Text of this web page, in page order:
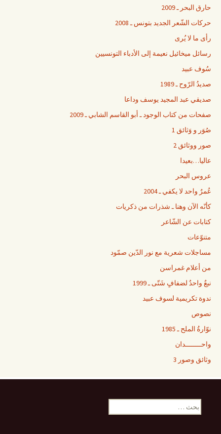
حارق البحر ـ 2009
حركات الشّعر الجديد بتونس ـ 2008
رأى ما لا يُرى
رسائل ميخائيل نعيمة إلى الأدباء التونسيين
سُوف عبيد
صديدُ الرّوح ـ 1989
صديقي عبد المجيد يوسف وداعا
صفحات من كتاب الوجود ـ أبو القاسم الشابي ـ 2009
صُوَر و وَثائق 1
صور ووثائق 2
عاليا…بعيدا
عروس البحر
عُمرٌ واحد لا يكفي ـ 2004
كأنّه الآن وهنا ـ شذرات من ذكريات
كتابات عن الشّاعر
متنوّعات
مساجلات شعرية مع نور الدّين صمّود
من أعلام غمراسن
نبعٌ واحدٌ لضفافٍ شَتّى ـ 1999
ندوة تكريمية لسوف عبيد
نصوص
نوّارةُ الملح ـ 1985
واحــــــــدان
وثائق وصور 3
ل